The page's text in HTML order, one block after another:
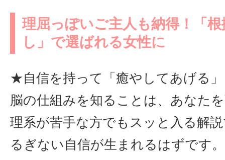
理屈っぽいご主人も納得！「
し」で選ばれる女性に
★自信を持って「癒やしてあげる
脳の仕組みを知ることは、あなた
理系が苦手な方でもスッと入る解
るぎない自信が生まれるはずです。